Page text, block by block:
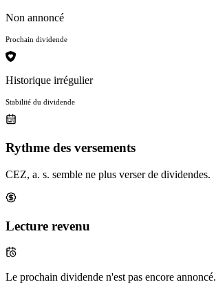
Non annoncé
Prochain dividende
Historique irrégulier
Stabilité du dividende
Rythme des versements
CEZ, a. s. semble ne plus verser de dividendes.
Lecture revenu
Le prochain dividende n'est pas encore annoncé.